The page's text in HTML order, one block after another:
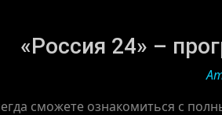
«Россия 24» –
сможете ознакомиться с